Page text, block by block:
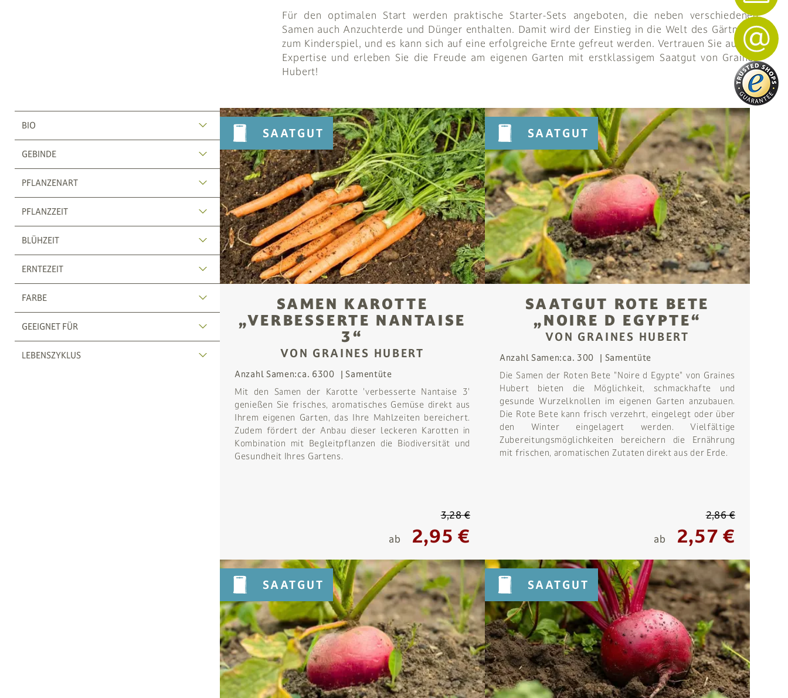
Für den optimalen Start werden praktische Starter-Sets angeboten, die neben verschiedenen
Samen auch Anzuchterde und Dünger enthalten. Damit wird der Einstieg in die Welt des Gärtnerns
zum Kinderspiel, und es kann sich auf eine erfolgreiche Ernte gefreut werden. Vertrauen Sie auf die
Expertise und erleben Sie die Freude am eigenen Garten mit erstklassigem Saatgut von Graines
Hubert!
BIO
GEBINDE
PFLANZENART
PFLANZZEIT
BLÜHZEIT
ERNTEZEIT
FARBE
GEEIGNET FÜR
LEBENSZYKLUS
SAATGUT
SAMEN KAROTTE
„VERBESSERTE NANTAISE
3“
VON GRAINES HUBERT
Anzahl Samen:ca. 6300
Samentüte
Mit den Samen der Karotte 'verbesserte Nantaise 3'
genießen Sie frisches, aromatisches Gemüse direkt aus
Ihrem eigenen Garten, das Ihre Mahlzeiten bereichert.
Zudem fördert der Anbau dieser leckeren Karotten in
Kombination mit Begleitpflanzen die Biodiversität und
Gesundheit Ihres Gartens.
3,28 €
ab
2,95 €
SAATGUT
SAATGUT ROTE BETE
„NOIRE D EGYPTE“
VON GRAINES HUBERT
Anzahl Samen:ca. 300
Samentüte
Die Samen der Roten Bete "Noire d Egypte" von Graines
Hubert bieten die Möglichkeit, schmackhafte und
gesunde Wurzelknollen im eigenen Garten anzubauen.
Die Rote Bete kann frisch verzehrt, eingelegt oder über
den Winter eingelagert werden. Vielfältige
Zubereitungsmöglichkeiten bereichern die Ernährung
mit frischen, aromatischen Zutaten direkt aus der Erde.
2,86 €
ab
2,57 €
SAATGUT SAATGUT